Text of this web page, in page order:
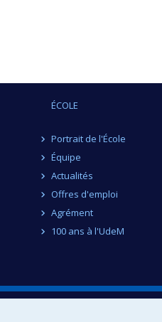
ÉCOLE
Portrait de l'École
Équipe
Actualités
Offres d'emploi
Agrément
100 ans à l'UdeM